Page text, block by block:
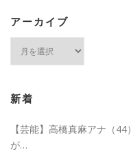
アーカイブ
ブ
新着
【芸能】高橋真麻アナ（
が…